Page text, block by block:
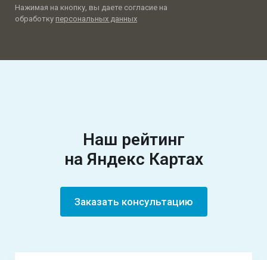
Нажимая на кнопку, вы даете согласие на
обработку персональных данных
Наш рейтинг
на Яндекс Картах
Заказать консультацию